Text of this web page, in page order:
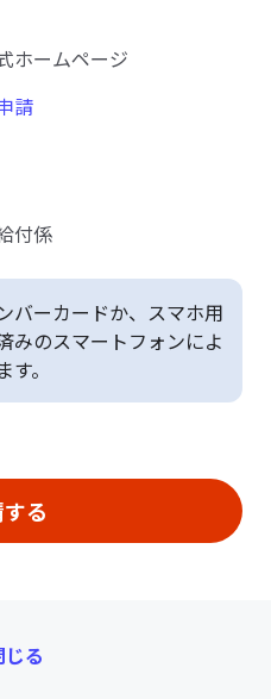
ホームページ
請
付係
バーカードか、スマホ用
みのスマートフォンによ
。
じる